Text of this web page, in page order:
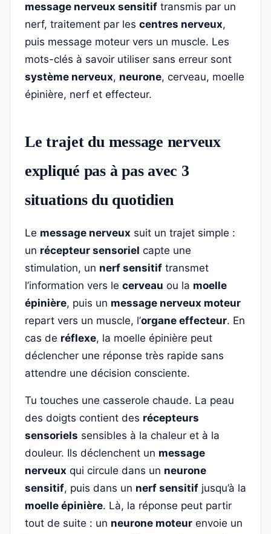
message nerveux sensitif transmis par un
nerf, traitement par les centres nerveux,
puis message moteur vers un muscle. Les
mots-clés à savoir utiliser sans erreur sont
système nerveux, neurone, cerveau, moelle
épinière, nerf et effecteur.
Le trajet du message nerveux
expliqué pas à pas avec 3
situations du quotidien
Le message nerveux suit un trajet simple :
un récepteur sensoriel capte une
stimulation, un nerf sensitif transmet
l’information vers le cerveau ou la moelle
épinière, puis un message nerveux moteur
repart vers un muscle, l’organe effecteur. En
cas de réflexe, la moelle épinière peut
déclencher une réponse très rapide sans
attendre une décision consciente.
Tu touches une casserole chaude. La peau
des doigts contient des récepteurs
sensoriels sensibles à la chaleur et à la
douleur. Ils déclenchent un message
nerveux qui circule dans un neurone
sensitif, puis dans un nerf sensitif jusqu’à la
moelle épinière. Là, la réponse peut partir
tout de suite : un neurone moteur envoie un